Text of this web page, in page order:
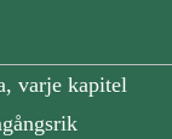
varje kapitel